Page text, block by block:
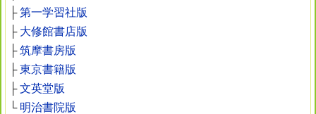
├第一学習社版
├ 大修館書店版
├筑摩書房版
├東京書籍版
├文英堂版
└ 明治書院版